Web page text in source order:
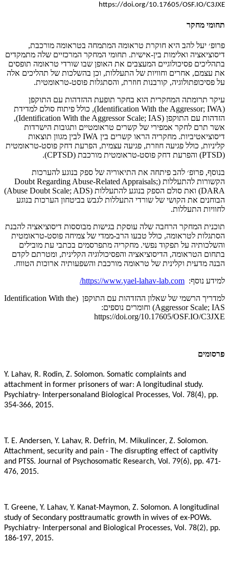
https://doi.org/10.17605/OSF.IO/C3JXE
תחומי מחקר
פרופ׳ יעל להב היא חוקרת טראומה המתמחה בטראומה מורכבת,
דיסוציאציה ואלימות בין-אישית. תחומי המחקר המרכזיים שלה מתמקדים
בתהליכים פסיכולוגיים המעצבים את האופן שבו שורדי טראומה תופסים
את עצמם, אחרים וחוויות של התעללות, וכן בהשלכות של תהליכים אלה
על פסיכופתולוגיה, קורבנות חוזרת, והסתגלות פוסט-טראומטית.
עיקר תרומתה המחקרית הוא בחקר תופעת ההזדהות עם התוקפן
(Identification With the Aggressor; IWA), כולל פיתוח סולם למדידת
הזדהות עם התוקפן (Identification With the Aggressor Scale; IAS),
אשר תרם לחקר אמפירי של קשרים טראומטיים ותגובות הישרדות
דיסוציאטיביות. מחקריה הראו קשרים בין IWA לבין מגוון תוצאות
קליניות, כולל פגיעה חוזרת, פגיעה עצמית, הפרעת דחק פוסט-טראומטית
(PTSD) והפרעת דחק פוסט-טראומטית מורכבת (CPTSD).
בנוסף, פרופ׳ להב פיתחה את התיאוריה של ספק בנוגע להערכות
הקשורות להתעללות (Doubt Regarding Abuse-Related Appraisals;
DARA) ואת סולם הספק בנוגע להתעללות (Abuse Doubt Scale; ADS)
הבוחנים את הקושי של שורדי התעללות לגבש בביטחון הערכות בנוגע
לחוויות התעללות.
תוכנית המחקר הרחבה שלה עוסקת בגישות מבוססות דיסוציאציה להבנת
הסתגלות לטראומה, כולל טבעו הרב-ממדי של צמיחה פוסט-טראומטית
והשלכותיה על תפקוד נפשי. מחקריה מתפרסמים בכתבי עת מובילים
בתחום הטראומה, הדיסוציאציה והפסיכולוגיה הקלינית, ומטרתם לקדם
הבנה מדעית וקלינית של טראומה מורכבת והשפעותיה ארוכות הטווח.
למידע נוסף: https://www.yael-lahav-lab.com/
למדריך הרשמי של שאלון ההזדהות עם התוקפן (Identification With the
Aggressor Scale; IAS) וחומרים נוספים:
https://doi.org/10.17605/OSF.IO/C3JXE
פרסומים
Y. Lahav, R. Rodin, Z. Solomon. Somatic complaints and
attachment in former prisoners of war: A longitudinal study.
Psychiatry- Interpersonaland Biological Processes, Vol. 78(4), pp.
354-366, 2015.
T. E. Andersen, Y. Lahav, R. Defrin, M. Mikulincer, Z. Solomon.
Attachment, security and pain - The disrupting effect of captivity
and PTSS. Journal of Psychosomatic Research, Vol. 79(6), pp. 471-
476, 2015.
T. Greene, Y. Lahav, Y. Kanat-Maymon, Z. Solomon. A longitudinal
study of Secondary posttraumatic growth in wives of ex-POWs.
Psychiatry- Interpersonal and Biological Processes, Vol. 78(2), pp.
186-197, 2015.